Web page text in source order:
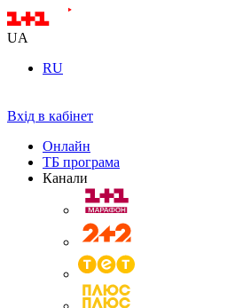
UA
RU
Вхід в кабінет
Онлайн
ТБ програма
Канали